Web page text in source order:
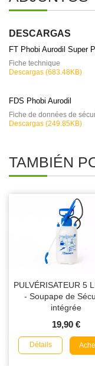
DESCARGAS
FT Phobi Aurodil Super
Fiche technique
Descargas (683.48KB)
FDS Phobi Aurodil
Fiche de données de
Descargas (249.85KB)
TAMBIÉN
PULVÉRISATEUR 5
- Soupape de
intégrée
19,90 €
Détails